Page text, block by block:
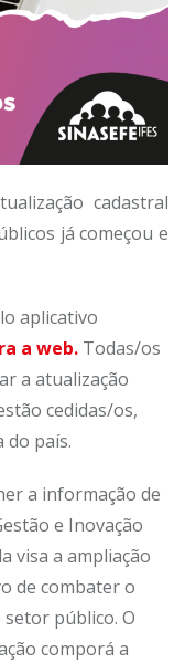
cadastral
já começou e
aplicativo
a web. Todas/os
a atualização
cedidas/os,
do país.
a informação de
e Inovação
visa a ampliação
de combater o
público. O
comporá a